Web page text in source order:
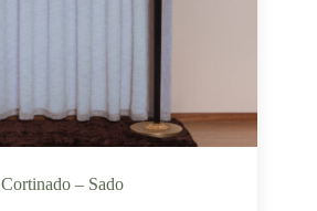
Cortinado – Sado